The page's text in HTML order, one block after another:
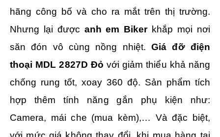
hãng công bố và cho ra mắt trên thị trường.
Nhưng lại được anh em Bikerkhắp mọi nơi
săn đón vô cùng nồng nhiệt.Giá đỡ điện
thoại MDL 2827D Đỏ với giảm thiểu khả năng
chống rung tốt, xoay 360 độ. Sản phẩm tích
hợp thêm tính năng gắn phụ kiện như:
Camera, mái che (mua kèm),… Và đặc biệt,